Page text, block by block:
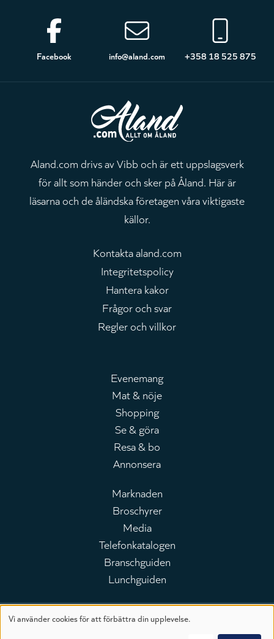
Sidfot
Facebook info@aland.com +358 18 525 875
Aland.com drivs av Vibb och är ett uppslagsverk
för allt som händer och sker på Åland. Här är
läsarna och de åländska företagen våra viktigaste
källor.
Kontakta aland.com
Integritetspolicy
Hantera kakor
Frågor och svar
Regler och villkor
Huvudmeny
Evenemang
Mat & nöje
Shopping
Se & göra
Resa & bo
Annonsera
Leaderboard
Marknaden
Broschyrer
Media
Telefonkatalogen
Branschguiden
Lunchguiden
Vi använder cookies för att förbättra din upplevelse.